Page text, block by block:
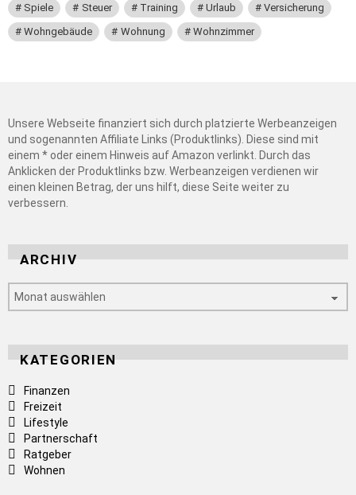
Spiele
Steuer Training Urlaub
Versicherung
Wohngebäude
Wohnung Wohnzimmer
Unsere Webseite finanziert sich durch platzierte Werbeanzeigen
und sogenannten Affiliate Links (Produktlinks). Diese sind mit
einem * oder einem Hinweis auf Amazon verlinkt. Durch das
Anklicken der Produktlinks bzw. Werbeanzeigen verdienen wir
einen kleinen Betrag, der uns hilft, diese Seite weiter zu
verbessern.
ARCHIV
KATEGORIEN
Finanzen
Freizeit
Lifestyle
Partnerschaft
Ratgeber
Wohnen